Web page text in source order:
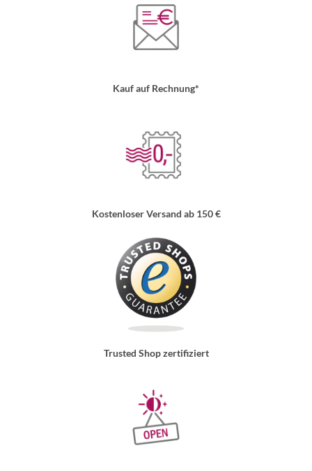
Kauf auf Rechnung*
Kostenloser Versand ab 150 €
Trusted Shop zertifiziert